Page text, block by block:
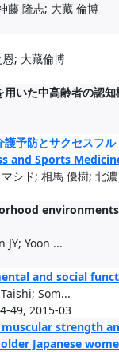
藤 隆志; 大藏 倫博
; 大藏倫博
いた中高齢者の認
護予防とサクセスフ
Sports
シド; 相馬 優樹; 北
Yoon ...
and social
Som...
49, 2015-03
strength
Japanese